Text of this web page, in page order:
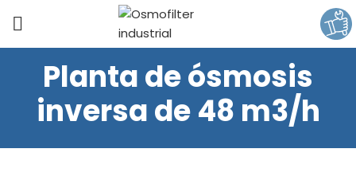
Planta de ósmosis
inversa de 48 m3/h